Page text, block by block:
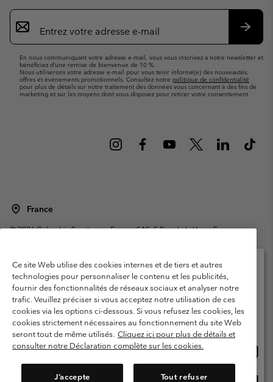
Inscription
par
e-
En nous communiquant votre adresse e-mail, vous vous inscrivez à notre newsletter et
bénéficiez d’une remise de bienvenue de 10 %.
Nous utiliserons votre adresse e-mail pour vous tenir informé(e) des nouveautés,
offres et événements promotionnels. Consultez notre politique de confidentialité
pour plus de détails sur notre traitement des données vous concernant à des fins de
marketing et sur les moyens dont vous disposez pour retirer votre consentement.
France
©2026Columbia Sportswear Europe SAS. 5 Rue de la Haye, Espace
Garanties Légales
Politique de confidentialité
Conditions d'utilisation - Membres
Conditions D'utilisation - Contenu généré par l'utilisateur
Impressum
Cookies
Public CBCR
Ce site Web utilise des cookies internes et de tiers et autres
technologies pour personnaliser le contenu et les publicités,
fournir des fonctionnalités de réseaux sociaux et analyser notre
trafic. Veuillez préciser si vous acceptez notre utilisation de ces
cookies via les options ci-dessous. Si vous refusez les cookies, les
cookies strictement nécessaires au fonctionnement du site Web
seront tout de même utilisés. Cliquez ici pour plus de détails et
consulter notre Déclaration complète sur les cookies.
J’accepte Tout refuser
Veuillez sélectionner votre pays d’expédition et
votre langue
Achats en ligne disponibles
United States
ligne
France